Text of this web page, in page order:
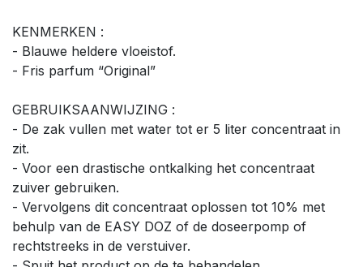
KENMERKEN :
- Blauwe heldere vloeistof.
- Fris parfum “Original”
GEBRUIKSAANWIJZING :
- De zak vullen met water tot er 5 liter concentraat in
zit.
- Voor een drastische ontkalking het concentraat
zuiver gebruiken.
- Vervolgens dit concentraat oplossen tot 10% met
behulp van de EASY DOZ of de doseerpomp of
rechtstreeks in de verstuiver.